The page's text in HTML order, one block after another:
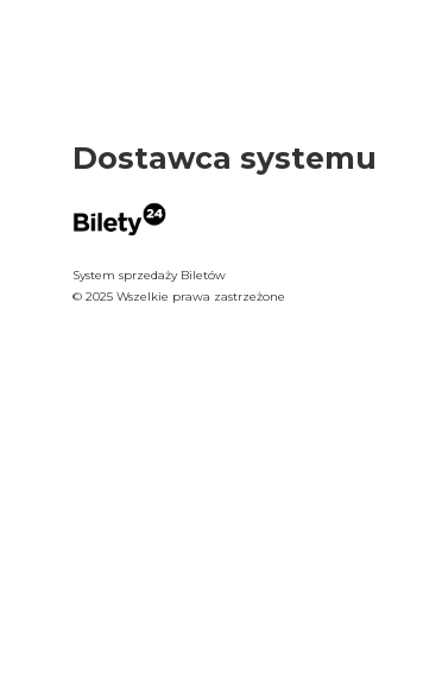
Dostawca systemu
System sprzedaży Biletów
© 2025 Wszelkie prawa zastrzeżone